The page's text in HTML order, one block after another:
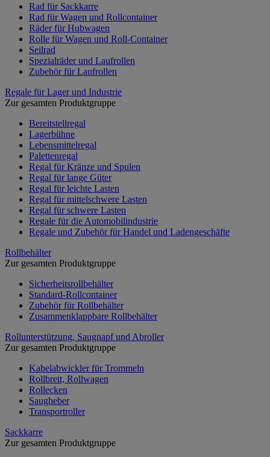
Rad für Sackkarre
Rad für Wagen und Rollcontainer
Räder für Hubwagen
Rolle für Wagen und Roll-Container
Seilrad
Spezialräder und Laufrollen
Zubehör für Laufrollen
Regale für Lager und Industrie
Zur gesamten Produktgruppe
Bereitstellregal
Lagerbühne
Lebensmittelregal
Palettenregal
Regal für Kränze und Spulen
Regal für lange Güter
Regal für leichte Lasten
Regal für mittelschwere Lasten
Regal für schwere Lasten
Regale für die Automobilindustrie
Regale und Zubehör für Handel und Ladengeschäfte
Rollbehälter
Zur gesamten Produktgruppe
Sicherheitsrollbehälter
Standard-Rollcontainer
Zubehör für Rollbehälter
Zusammenklappbare Rollbehälter
Rollunterstützung, Saugnapf und Abroller
Zur gesamten Produktgruppe
Kabelabwickler für Trommeln
Rollbrett, Rollwagen
Rollecken
Saugheber
Transportroller
Sackkarre
Zur gesamten Produktgruppe